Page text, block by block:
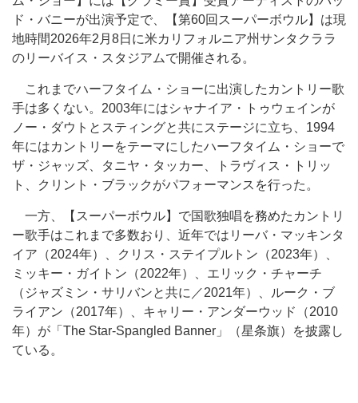
ド・バニーが出演予定で、【第60回スーパーボウル】は現
地時間2026年2月8日に米カリフォルニア州サンタクララ
のリーバイス・スタジアムで開催される。
これまでハーフタイム・ショーに出演したカントリー歌
手は多くない。2003年にはシャナイア・トゥウェインが
ノー・ダウトとスティングと共にステージに立ち、1994
年にはカントリーをテーマにしたハーフタイム・ショーで
ザ・ジャッズ、タニヤ・タッカー、トラヴィス・トリッ
ト、クリント・ブラックがパフォーマンスを行った。
一方、【スーパーボウル】で国歌独唱を務めたカントリ
ー歌手はこれまで多数おり、近年ではリーバ・マッキンタ
イア（2024年）、クリス・ステイプルトン（2023年）、
ミッキー・ガイトン（2022年）、エリック・チャーチ
（ジャズミン・サリバンと共に／2021年）、ルーク・ブ
ライアン（2017年）、キャリー・アンダーウッド（2010
年）が「The Star-Spangled Banner」（星条旗）を披露し
ている。